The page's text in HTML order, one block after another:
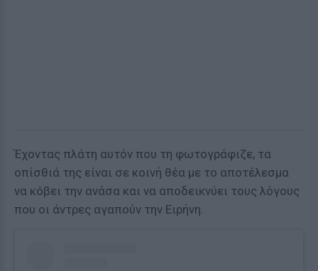
Έχοντας πλάτη αυτόν που τη φωτογράφιζε, τα
οπίσθιά της είναι σε κοινή θέα με το αποτέλεσμα
να κόβει την ανάσα και να αποδεικνύει τους λόγους
που οι άντρες αγαπούν την Ειρήνη.